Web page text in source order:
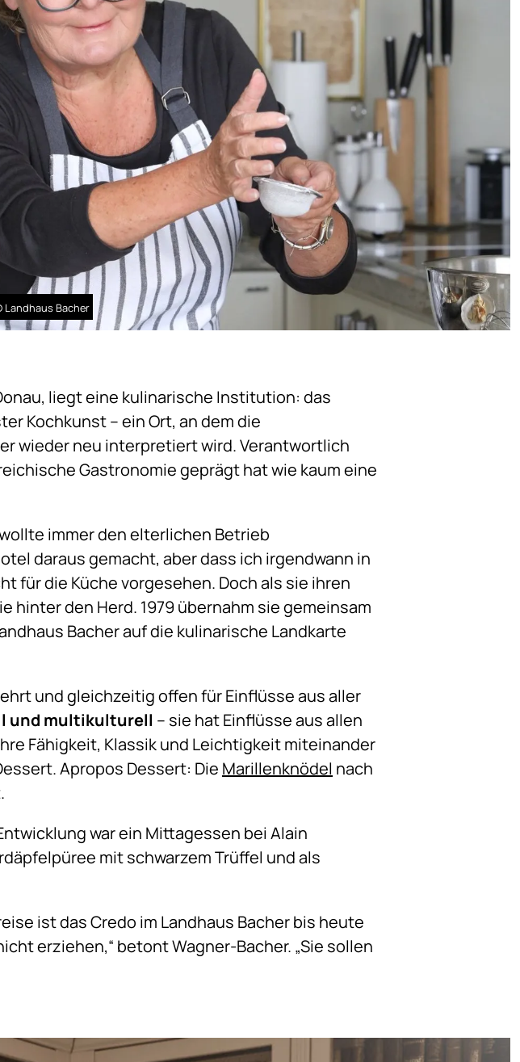
Landhaus Bacher
liegt eine kulinarische Institution: das
Kochkunst – ein Ort, an dem die
wieder neu interpretiert wird. Verantwortlich
Gastronomie geprägt hat wie kaum eine
immer den elterlichen Betrieb
daraus gemacht, aber dass ich irgendwann in
für die Küche vorgesehen. Doch als sie ihren
hinter den Herd. 1979 übernahm sie gemeinsam
Bacher auf die kulinarische Landkarte
und gleichzeitig offen für Einflüsse aus aller
und multikulturell – sie hat Einflüsse aus allen
Fähigkeit, Klassik und Leichtigkeit miteinander
Apropos Dessert: Die Marillenknödel nach
war ein Mittagessen bei Alain
mit schwarzem Trüffel und als
ist das Credo im Landhaus Bacher bis heute
erziehen,“ betont Wagner-Bacher. „Sie sollen